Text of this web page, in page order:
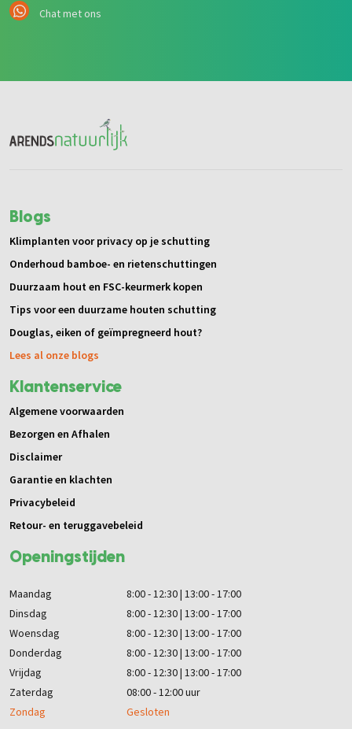
Chat met ons
Openingstijden
Maandag
8:00 - 12:30 | 13:00 - 17:00
Dinsdag
8:00 - 12:30 | 13:00 - 17:00
Woensdag
8:00 - 12:30 | 13:00 - 17:00
Donderdag
8:00 - 12:30 | 13:00 - 17:00
Vrijdag
8:00 - 12:30 | 13:00 - 17:00
Zaterdag
08:00 - 12:00 uur
Zondag
Gesloten
Blogs
Klimplanten voor privacy op je schutting
Onderhoud bamboe- en rietenschuttingen
Duurzaam hout en FSC-keurmerk kopen
Tips voor een duurzame houten schutting
Douglas, eiken of geïmpregneerd hout?
Lees al onze blogs
Klantenservice
Algemene voorwaarden
Bezorgen en Afhalen
Disclaimer
Garantie en klachten
Privacybeleid
Retour- en teruggavebeleid